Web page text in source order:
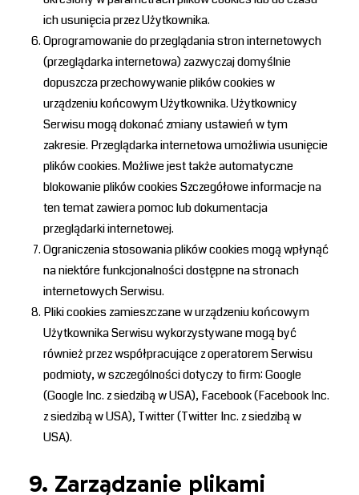
ich usunięcia przez Użytkownika.
Oprogramowanie do przeglądania stron internetowych
(przeglądarka internetowa) zazwyczaj domyślnie
dopuszcza przechowywanie plików cookies w
urządzeniu końcowym Użytkownika. Użytkownicy
Serwisu mogą dokonać zmiany ustawień w tym
zakresie. Przeglądarka internetowa umożliwia usunięcie
plików cookies. Możliwe jest także automatyczne
blokowanie plików cookies Szczegółowe informacje na
ten temat zawiera pomoc lub dokumentacja
przeglądarki internetowej.
Ograniczenia stosowania plików cookies mogą wpłynąć
na niektóre funkcjonalności dostępne na stronach
internetowych Serwisu.
Pliki cookies zamieszczane w urządzeniu końcowym
Użytkownika Serwisu wykorzystywane mogą być
również przez współpracujące z operatorem Serwisu
podmioty, w szczególności dotyczy to firm: Google
(Google Inc. z siedzibą w USA), Facebook (Facebook Inc.
z siedzibą w USA), Twitter (Twitter Inc. z siedzibą w
USA).
9. Zarządzanie plikami